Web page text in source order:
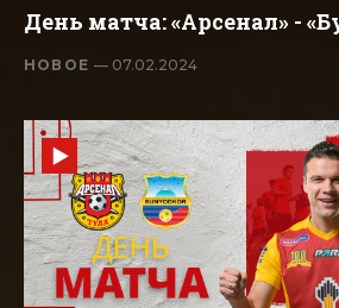
День матча: «Арсенал» -
НОВОЕ— 07.02.2024